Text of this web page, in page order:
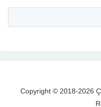
Copyright © 2018-2026